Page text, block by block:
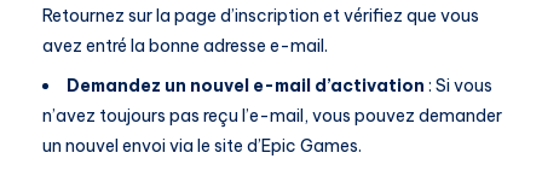
Retournez sur la page d’inscription et vérifiez que vous
avez entré la bonne adresse e-mail.
Demandez un nouvel e-mail d’activation : Si vous
n’avez toujours pas reçu l’e-mail, vous pouvez demander
un nouvel envoi via le site d’Epic Games.